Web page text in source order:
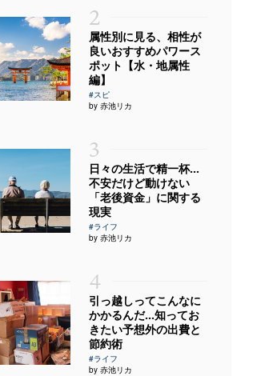
2
属性別に見る、相性が
良いおすすめパワース
ポット【水・地属性
編】
#スピ
by 赤池リカ
3
日々の生活で精一杯…
不安だけど動けない
「老後資金」に関する
現実
#ライフ
by 赤池リカ
4
引っ越しってこんなに
かかるんだ…知ってお
きたい予想外の出費と
節約術
#ライフ
by 赤池リカ